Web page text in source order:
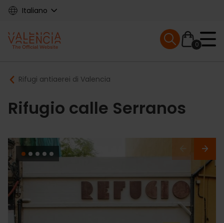
Skip
content
Italiano
Main
navigation
0
Mobile menu
Breadcrumb
Rifugi antiaerei di Valencia
Rifugio calle Serranos